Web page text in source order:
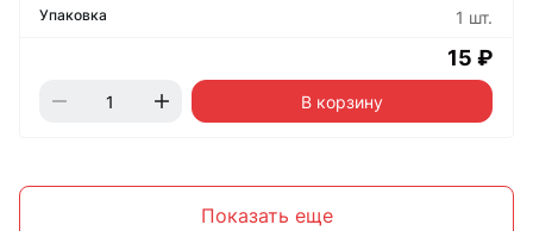
1 шт.
15 ₽
В корзину
Показать еще